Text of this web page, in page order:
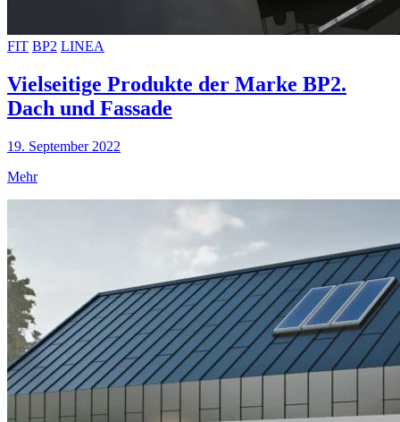
FIT BP2 LINEA
Vielseitige Produkte der Marke BP2.
Dach und Fassade
19. September 2022
Mehr